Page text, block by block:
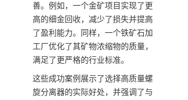
善。例如，一个金矿项目实现了更
高的细金回收，减少了损失并提高
了盈利能力。同样，一个铁矿石加
工厂优化了其矿物浓缩物的质量，
满足了更严格的行业标准。
这些成功案例展示了选择高质量螺
旋分离器的实际好处，并强调了与